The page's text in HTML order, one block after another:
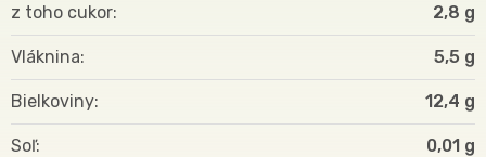
z toho cukor 2,8 g
Vláknina 5,5 g
Bielkoviny 12,4 g
Soľ 0,01 g